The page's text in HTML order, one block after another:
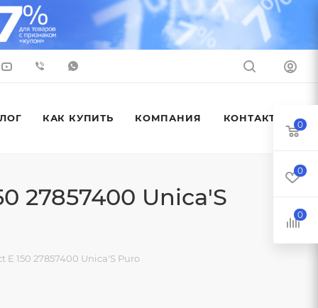
КАК КУПИТЬ КОМПАНИЯ КОНТАКТЫ
27857400 Unica'S
150 27857400 Unica'S Puro
0
0
0